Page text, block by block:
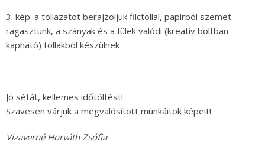
3. kép: a tollazatot berajzoljuk filctollal, papírból szemet
ragasztunk, a szányak és a fülek valódi (kreatív boltban
kapható) tollakból készülnek
Jó sétát, kellemes időtöltést!
Szavesen várjuk a megvalósított munkáitok képeit!
Vizaverné Horváth Zsófia